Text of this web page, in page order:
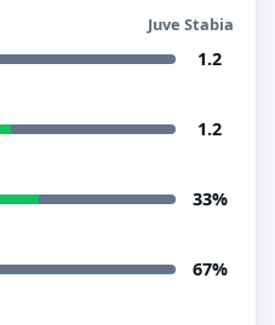
Juve Stabia
1.2
1.2
33%
67%